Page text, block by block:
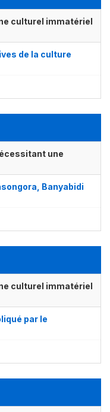
culturel immatériel
de la culture
une
Banyabidi
culturel immatériel
par le